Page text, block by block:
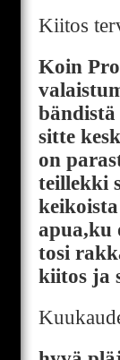
Kiitos
Koin
sitte
on
teillekki
apua,ku
tosi
kiitos ja